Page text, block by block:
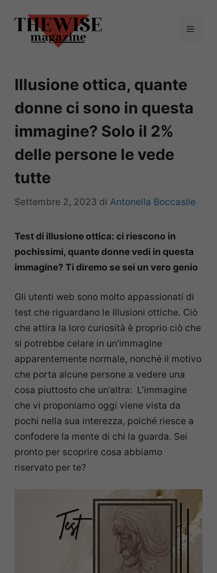
contenuto
Menu
Illusione ottica, quante
donne ci sono in questa
immagine? Solo il 2%
delle persone le vede
tutte
Settembre 2, 2023 di Antonella Boccasile
Test di illusione ottica: ci riescono in
pochissimi, quante donne vedi in questa
immagine? Ti diremo se sei un vero genio
Gli utenti web sono molto appassionati di
test che riguardano le illusioni ottiche. Ciò
che attira la loro curiosità è proprio ciò che
si potrebbe celare in un’immagine
apparentemente normale, nonché il motivo
che porta alcune persone a vedere una
cosa piuttosto che un’altra: L’immagine
che vi proponiamo oggi viene vista da
pochi nella sua interezza, poiché riesce a
confodere la mente di chi la guarda. Sei
pronto per scoprire cosa abbiamo
riservato per te?